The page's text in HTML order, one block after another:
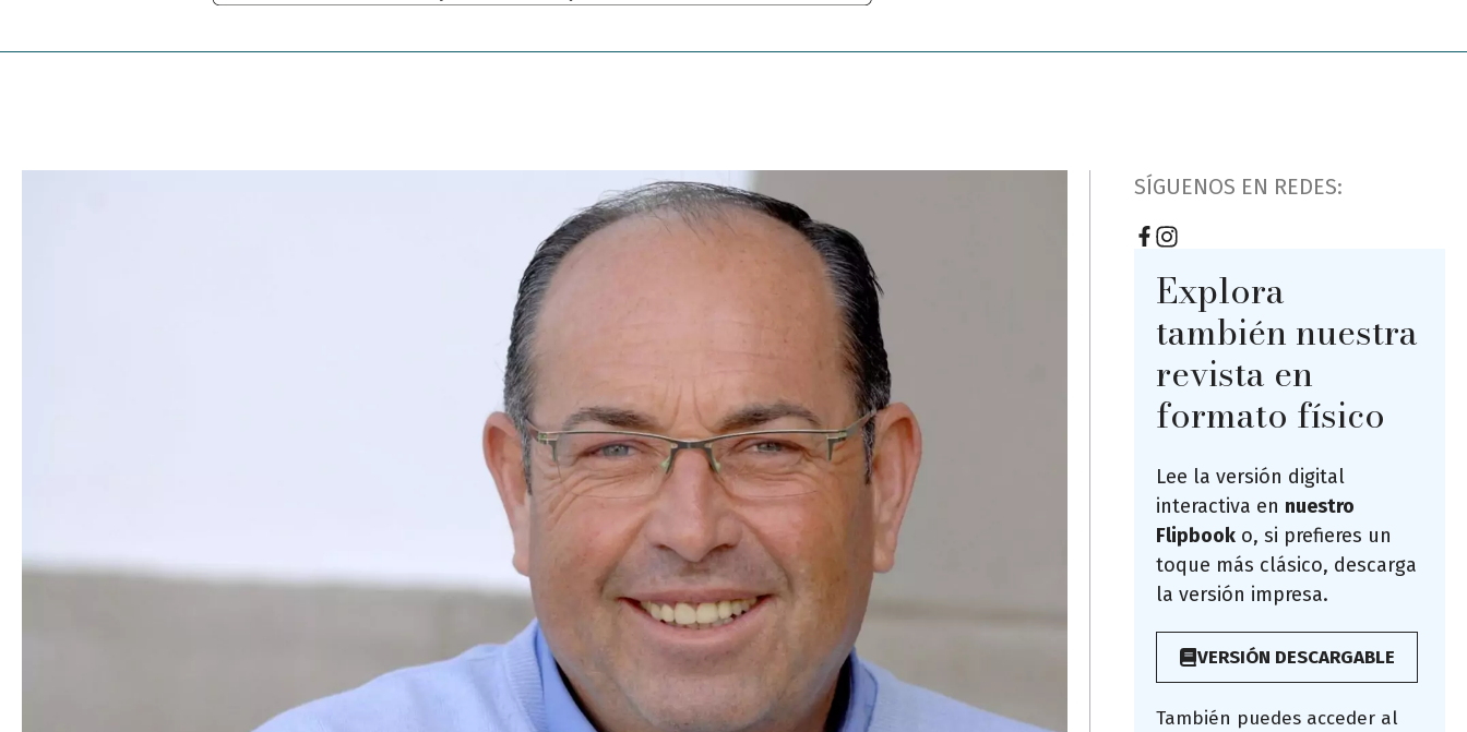
SÍGUENOS EN REDES:
Explora
también nuestra
revista en
formato físico
Lee la versión digital
interactiva en nuestro
Flipbook o, si prefieres un
toque más clásico, descarga
la versión impresa.
VERSIÓN DESCARGABLE
También puedes acceder al